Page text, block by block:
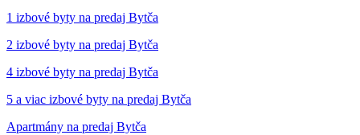
1 izbové byty na predaj Bytča
2 izbové byty na predaj Bytča
4 izbové byty na predaj Bytča
5 a viac izbové byty na predaj Bytča
Apartmány na predaj Bytča